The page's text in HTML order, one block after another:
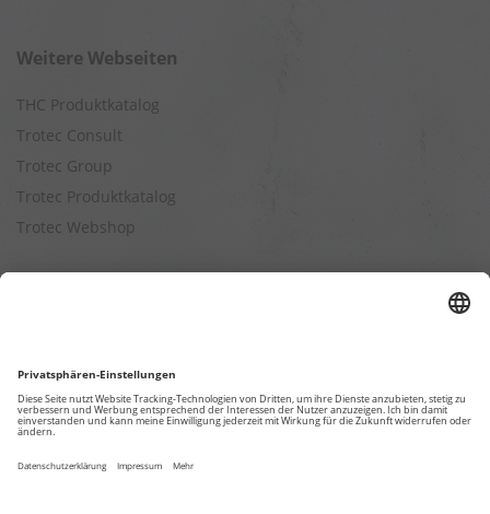
Weitere Webseiten
THC Produktkatalog
Trotec Consult
Trotec Group
Trotec Produktkatalog
Trotec Webshop
Entfeuchtungsleistung berechnen
Kapazitätsberechnung für Luftreiniger
Klimatisierungsleistung berechnen
Ventilationsleistung berechnen